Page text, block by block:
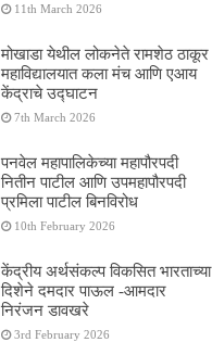
11th March 2026
मोखाडा येथील लोकनेते रामशेठ ठाकूर
महाविद्यालयात कला मंच आणि एआय
केंद्राचे उद्घाटन
7th March 2026
पनवेल महापालिकेच्या महापौरपदी
नितीन पाटील आणि उपमहापौरपदी
प्रमिला पाटील बिनविरोध
10th February 2026
केंद्रीय अर्थसंकल्प विकसित भारताच्या
दिशेने दमदार पाऊल -आमदार
निरंजन डावखरे
3rd February 2026